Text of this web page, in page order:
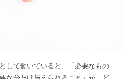
して働いていると、「必要なもの
な分だけ与えられること」が、ど